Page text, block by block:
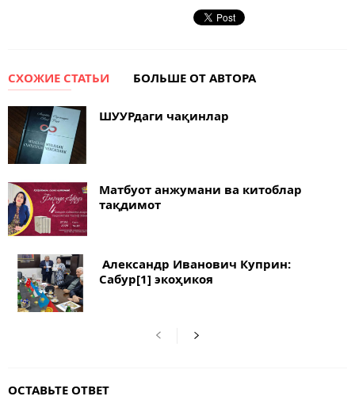
СХОЖИЕ СТАТЬИ БОЛЬШЕ ОТ АВТОРА
ШУУРдаги чақинлар
Матбуот анжумани ва китоблар
тақдимот
Александр Иванович Куприн:
Сабур[1] экоҳикоя
ОСТАВЬТЕ ОТВЕТ